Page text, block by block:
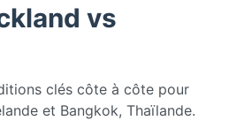
vs
clés côte à côte pour
et Bangkok, Thaïlande.